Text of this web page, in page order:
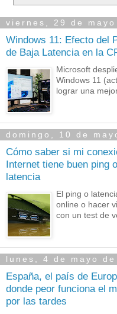
viernes, 29 de mayo
Windows 11: Efecto del
de Baja Latencia en la
Microsoft
Windows 11
lograr una
domingo, 10 de
Cómo saber si mi
Internet tiene buen ping o
latencia
El ping o
online o hacer
con un test de
lunes, 4 de mayo de
España, el país de
donde peor funciona el
por las tardes